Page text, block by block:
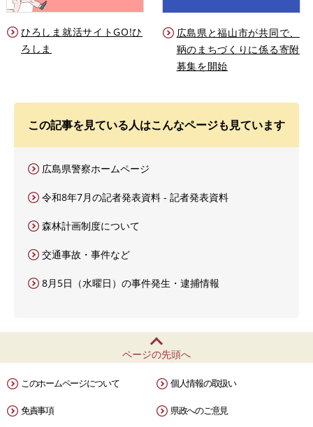
ひろしま就活サイトGO!ひ
ろしま
広島県と福山市が共同で、
鞆のまちづくりに係る寄附
募集を開始
この記事を見ている人はこんなページも見ています
広島県警察ホームページ
令和8年7月の記者発表資料 - 記者発表資料
森林計画制度について
交通事故・事件など
8月5日（水曜日）の事件発生・逮捕情報
ページの先頭へ
このホームページについて 個人情報の取扱い
免責事項 県政へのご意見